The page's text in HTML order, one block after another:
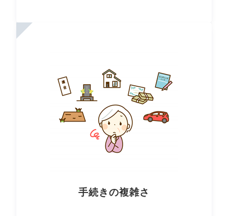
手続きの複雑さ